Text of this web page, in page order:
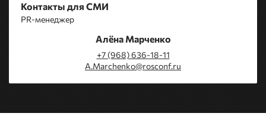
Контакты для СМИ
PR-менеджер
Алёна Марченко
+7 (968) 636-18-11
A.Marchenko@rosconf.ru